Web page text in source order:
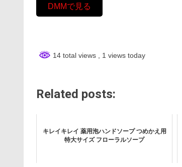
DMMで見る
14 total views , 1 views today
Related posts:
キレイキレイ 薬用泡ハンドソープ つめかえ用
特大サイズ フローラルソープ